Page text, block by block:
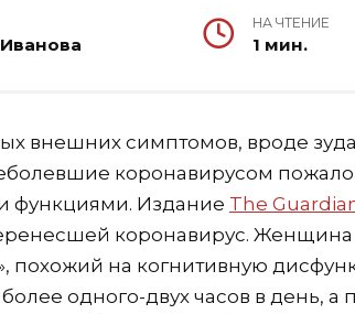
НА ЧТЕНИЕ
1 мин.
внешних симптомов, вроде
коронавирусом
функциями. Издание The
коронавирус. Женщина
похожий на когнитивную
одного-двух часов в день, а